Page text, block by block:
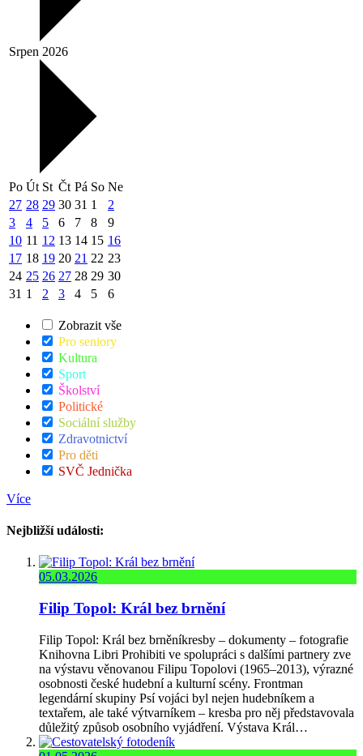
Srpen 2026
Po Út St Čt Pá So Ne
27 28 29 30 31 1
2
3
4 5 6 7 8
9
10 11 12 13 14 15 16
17 18 19 20 21 22 23
24 25 26 27 28 29 30
31 1 2 3 4 5 6
Zobrazit vše
Pro seniory
Kultura
Sport
Školství
Politické
Sociální služby
Zdravotnictví
Pro děti
SVČ Jednička
Více
Nejbližší události:
05.03.2026
Filip Topol: Král bez brnění
Filip Topol: Král bez brněníkresby – dokumenty – fotografie
Knihovna Libri Prohibiti ve spolupráci s dalšími partnery zve
na výstavu věnovanou Filipu Topolovi (1965–2013), výrazné
osobnosti české hudební a kulturní scény. Frontman
legendární skupiny Psí vojáci byl nejen hudebníkem a
textařem, ale také výtvarníkem – kresba pro něj představovala
důležitý způsob osobního vyjádření. Výstava Král…